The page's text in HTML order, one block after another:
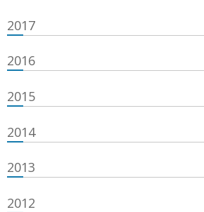
2017
2016
2015
2014
2013
2012